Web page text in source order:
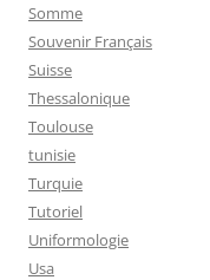
Somme
Souvenir Français
Suisse
Thessalonique
Toulouse
tunisie
Turquie
Tutoriel
Uniformologie
Usa